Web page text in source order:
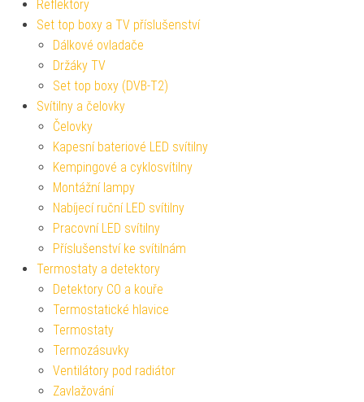
Reflektory
Set top boxy a TV příslušenství
Dálkové ovladače
Držáky TV
Set top boxy (DVB-T2)
Svítilny a čelovky
Čelovky
Kapesní bateriové LED svítilny
Kempingové a cyklosvítilny
Montážní lampy
Nabíjecí ruční LED svítilny
Pracovní LED svítilny
Příslušenství ke svítilnám
Termostaty a detektory
Detektory CO a kouře
Termostatické hlavice
Termostaty
Termozásuvky
Ventilátory pod radiátor
Zavlažování